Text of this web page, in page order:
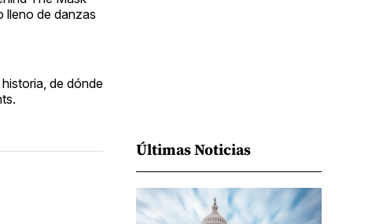
lleno de danzas
de dónde
Últimas Noticias